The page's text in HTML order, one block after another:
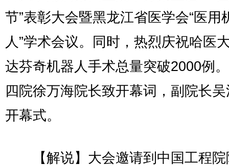
节”表彰大会暨黑龙江省医学会“医用
人”学术会议。同时，热烈庆祝哈医
达芬奇机器人手术总量突破2000例
四院徐万海院长致开幕词，副院长
开幕式。
【解说】大会邀请到中国工程院